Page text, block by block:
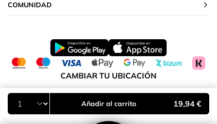
Añadir al carrito 19,94 €
COMUNIDAD
CAMBIAR TU UBICACIÓN
Península y Baleares